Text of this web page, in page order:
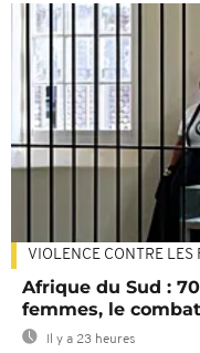
VIOLENCE CONTRE LES
Afrique du Sud :
femmes, le
Il y a 23 heures